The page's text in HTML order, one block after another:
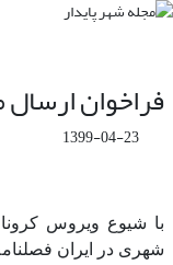
فراخوان ارسال
1399-04-23
با شیوع ویروس
شهری در ایران